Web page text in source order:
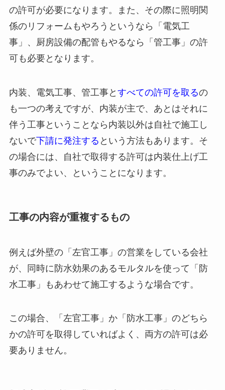
の許可が必要になります。また、その際に照明関
係のリフォームもやろうというなら「電気工
事」、厨房設備の配管もやるなら「管工事」の許
可も必要となります。
内装、電気工事、管工事と すべての許可を取るの
も一つの考えですが、内装が主で、あとはそれに
伴う工事ということなら内装以外は自社で施工し
ないで下請に発注する という方法もあります。そ
の場合には、自社で取得する許可は内装仕上げ工
事のみでよい、ということになります。
工事の内容が重複するもの
例えば外壁の「左官工事」の営業をしている会社
が、同時に防水効果のあるモルタルを使って「防
水工事」もあわせて施工するような場合です。
この場合、「左官工事」か「防水工事」のどちら
かの許可を取得していればよく、両方の許可は必
要ありません。